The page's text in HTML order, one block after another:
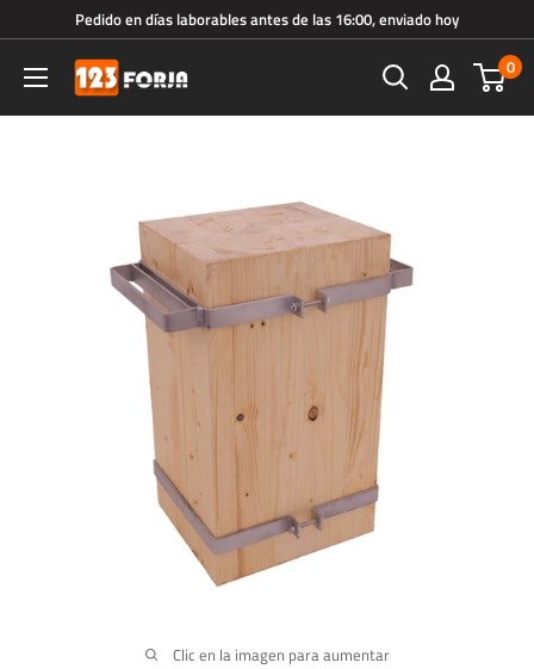
directamente
contenido
Pedido en días laborables antes de las 16:00, enviado hoy
123forja.es 0
Clic en la imagen para aumentar